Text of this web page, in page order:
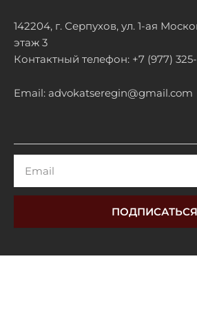
142204, г. Серпухов, ул. 1-ая
этаж 3
Контактный телефон: +7 (977) 325-
Email: advokatseregin@gmail.com
ПОДПИСАТЬСЯ